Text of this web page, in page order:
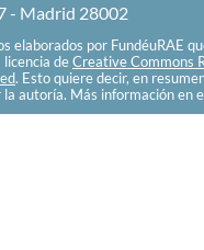
- Madrid 28002
elaborados por FundéuRAE
licencia deCreative Commons
. Esto quiere decir, en
autoría. Más información en